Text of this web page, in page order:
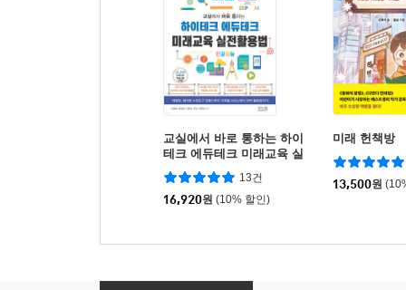
교실에서 바로 통하는 하이
테크 에듀테크 미래교육 실
전활용법
13건
16,920원 (10% 할인)
미래 헌책방
13,500원